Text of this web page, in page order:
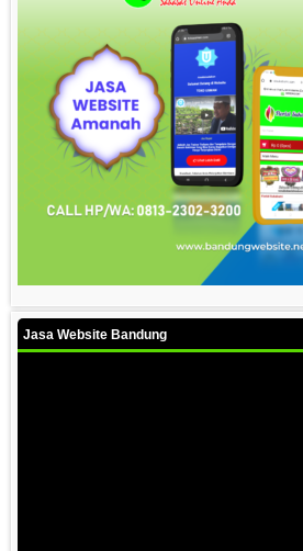
Jasa Website Bandung